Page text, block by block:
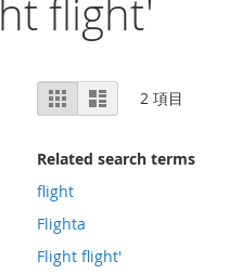
flight'
視
圖
%1
及
列
表
2 項目
Related search terms
flight
Flighta
Flight flight'